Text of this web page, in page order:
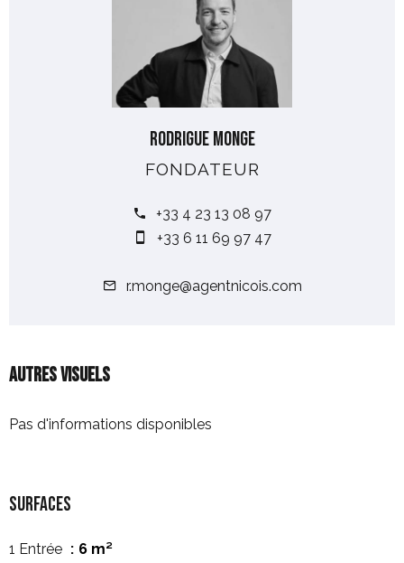
Rodrigue MONGE
FONDATEUR
+33 4 23 13 08 97
+33 6 11 69 97 47
r.monge@agentnicois.com
Autres visuels
Pas d'informations disponibles
Surfaces
1 Entrée
6 m²